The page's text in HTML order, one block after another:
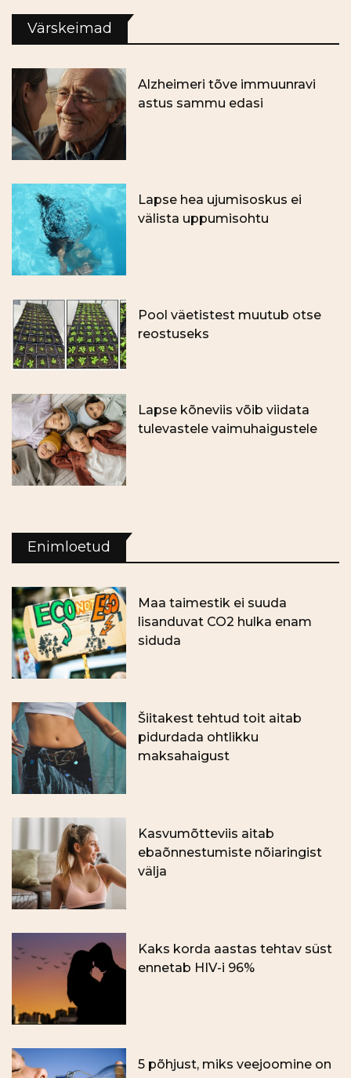
Värskeimad
Alzheimeri tõve immuunravi
astus sammu edasi
Lapse hea ujumisoskus ei
välista uppumisohtu
Pool väetistest muutub otse
reostuseks
Lapse kõneviis võib viidata
tulevastele vaimuhaigustele
Enimloetud
Maa taimestik ei suuda
lisanduvat CO2 hulka enam
siduda
Šiitakest tehtud toit aitab
pidurdada ohtlikku
maksahaigust
Kasvumõtteviis aitab
ebaõnnestumiste nõiaringist
välja
Kaks korda aastas tehtav süst
ennetab HIV-i 96%
5 põhjust, miks veejoomine on